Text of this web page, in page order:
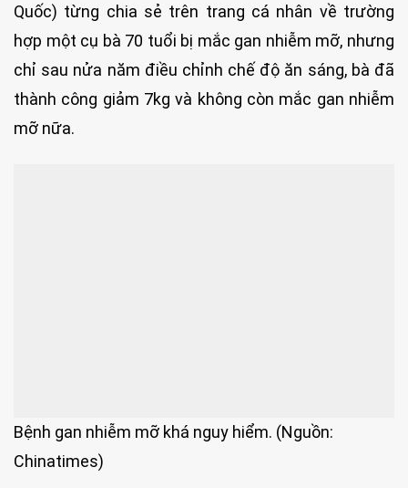
Quốc) từng chia sẻ trên trang cá nhân về trường
hợp một cụ bà 70 tuổi bị mắc gan nhiễm mỡ, nhưng
chỉ sau nửa năm điều chỉnh chế độ ăn sáng, bà đã
thành công giảm 7kg và không còn mắc gan nhiễm
mỡ nữa.
Bệnh gan nhiễm mỡ khá nguy hiểm. (Nguồn:
Chinatimes)